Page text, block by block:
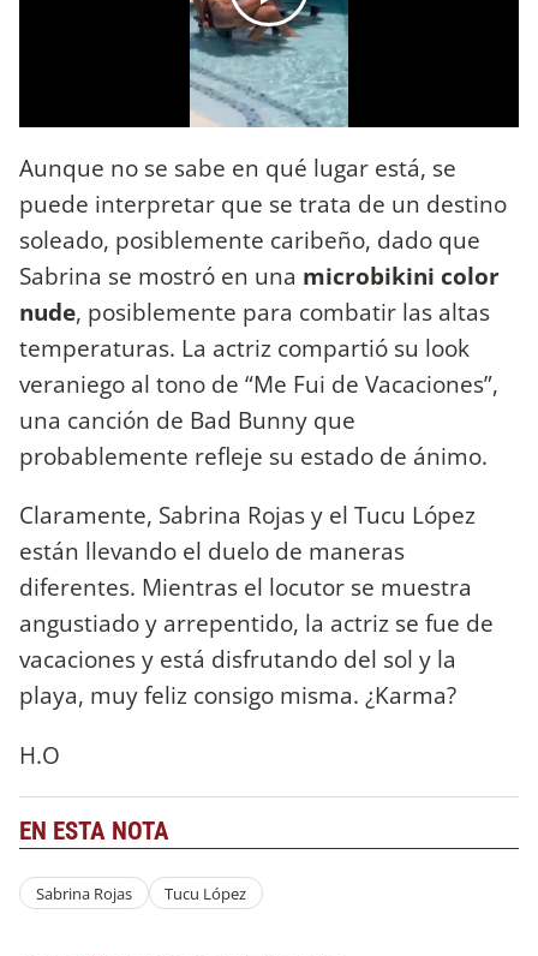
Aunque no se sabe en qué lugar está, se
puede interpretar que se trata de un destino
soleado, posiblemente caribeño, dado que
Sabrina se mostró en una microbikini color
nude, posiblemente para combatir las altas
temperaturas. La actriz compartió su look
veraniego al tono de “Me Fui de Vacaciones”,
una canción de Bad Bunny que
probablemente refleje su estado de ánimo.
Claramente, Sabrina Rojas y el Tucu López
están llevando el duelo de maneras
diferentes. Mientras el locutor se muestra
angustiado y arrepentido, la actriz se fue de
vacaciones y está disfrutando del sol y la
playa, muy feliz consigo misma. ¿Karma?
H.O
EN ESTA NOTA
Sabrina Rojas Tucu López